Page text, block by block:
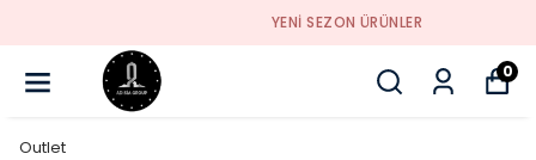
YENI SEZON ÜRÜNLER
0
Outlet